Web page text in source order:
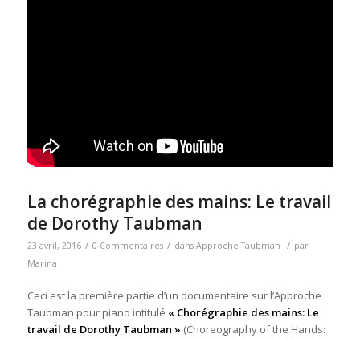
La chorégraphie des mains: Le travail
de Dorothy Taubman
23 avril, 2016 / 0 Commentaires / dans Approche Taubman / par
Marina
Ceci est la première partie d’un documentaire sur l’Approche
Taubman pour piano intitulé « Chorégraphie des mains: Le
travail de Dorothy Taubman » (Choreography of the Hands: